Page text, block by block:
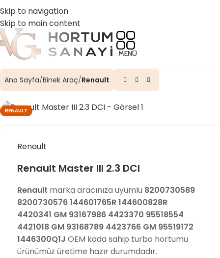
Skip to navigation
Skip to main content
☎️ 0 (224) 504 74 45
MENÜ
Ana Sayfa Binek Araç Renault
RENAULT
Renault
Renault Master III 2.3 DCI
Renault marka aracınıza uyumlu 8200730589
8200730576 144601765R 144600828R
4420341 GM 93167986 4423370 95518554
4421018 GM 93168789 4423766 GM 95519172
1446300Q1J OEM koda sahip turbo hortumu
ürünümüz üretime hazır durumdadır.